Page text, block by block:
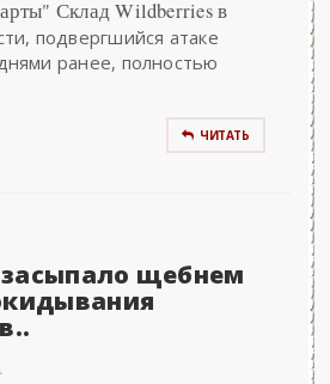
Склад Wildberries в
подвергшийся атаке
ранее, полностью
ЧИТАТЬ
щебнем